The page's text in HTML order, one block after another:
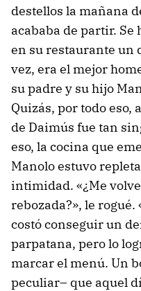
destellos la mañana
acababa de partir.
en su restaurante un
vez, era el mejor
su padre y su hijo
Quizás, por todo eso,
de Daimús fue tan
eso, la cocina que
Manolo estuvo
intimidad. «¿Me
rebozada?», le
costó conseguir un
parpatana, pero lo
marcar el menú. Un
peculiar– que aquel